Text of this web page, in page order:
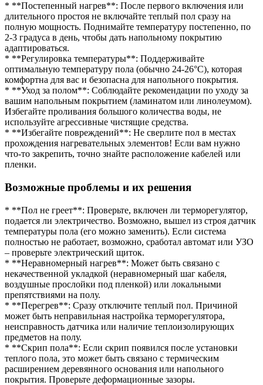
* **Постепенный нагрев**: После первого включения или
длительного простоя не включайте теплый пол сразу на
полную мощность. Поднимайте температуру постепенно, по
2-3 градуса в день, чтобы дать напольному покрытию
адаптироваться.
* **Регулировка температуры**: Поддерживайте
оптимальную температуру пола (обычно 24-26°C), которая
комфортна для вас и безопасна для напольного покрытия.
* **Уход за полом**: Соблюдайте рекомендации по уходу за
вашим напольным покрытием (ламинатом или линолеумом).
Избегайте проливания большого количества воды, не
используйте агрессивные чистящие средства.
* **Избегайте повреждений**: Не сверлите пол в местах
прохождения нагревательных элементов! Если вам нужно
что-то закрепить, точно знайте расположение кабелей или
пленки.
Возможные проблемы и их решения
* **Пол не греет**: Проверьте, включен ли терморегулятор,
подается ли электричество. Возможно, вышел из строя датчик
температуры пола (его можно заменить). Если система
полностью не работает, возможно, сработал автомат или УЗО
– проверьте электрический щиток.
* **Неравномерный нагрев**: Может быть связано с
некачественной укладкой (неравномерный шаг кабеля,
воздушные прослойки под пленкой) или локальными
препятствиями на полу.
* **Перегрев**: Сразу отключите теплый пол. Причиной
может быть неправильная настройка терморегулятора,
неисправность датчика или наличие теплоизолирующих
предметов на полу.
* **Скрип пола**: Если скрип появился после установки
теплого пола, это может быть связано с термическим
расширением деревянного основания или напольного
покрытия. Проверьте деформационные зазоры.